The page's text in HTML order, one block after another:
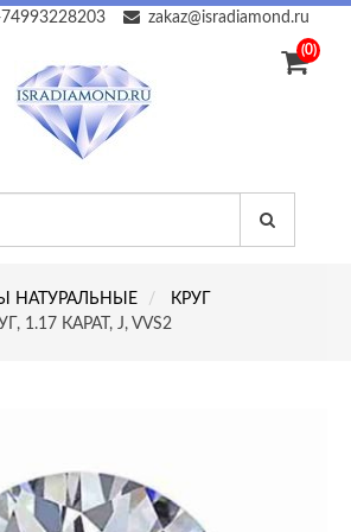
zakaz@isradiamond.ru
(0)
НАТУРАЛЬНЫЕ
КРУГ
1.17 КАРАТ, J, VVS2